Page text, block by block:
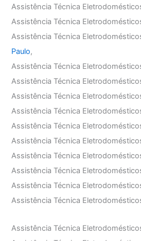
Assistência Técnica
Assistência Técnica
Assistência Técnica
Paulo,
Assistência Técnica
Assistência Técnica
Assistência Técnica
Assistência Técnica
Assistência Técnica
Assistência Técnica
Assistência Técnica
Assistência Técnica
Assistência Técnica
Assistência Técnica
Assistência Técnica